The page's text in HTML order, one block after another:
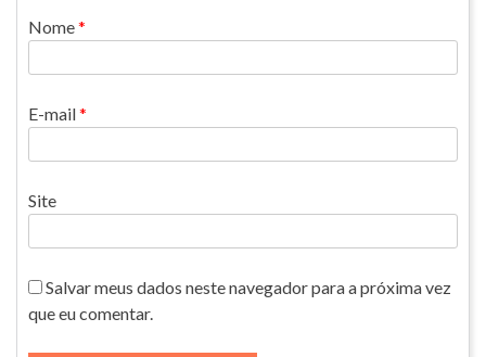
Nome*
E-mail*
Site
Salvar meus dados neste navegador para a próxima vez
que eu comentar.